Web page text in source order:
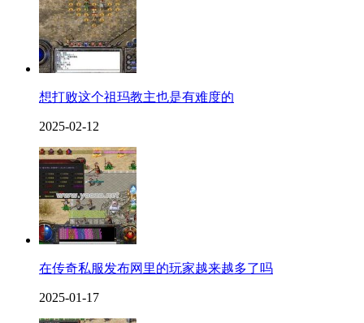
想打败这个祖玛教主也是有难度的
2025-02-12
在传奇私服发布网里的玩家越来越多了吗
2025-01-17